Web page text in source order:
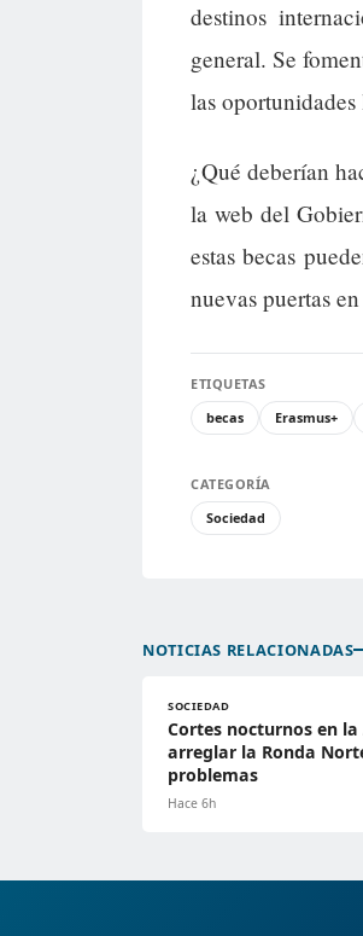
destinos
general. Se
las
¿Qué deberían
la web del
estas becas
nuevas puertas
ETIQUETAS
becas
Erasmus+
CATEGORÍA
Sociedad
NOTICIAS RELACIONADAS
SOCIEDAD
Cortes nocturnos en
arreglar la Ronda
problemas
Hace 6h